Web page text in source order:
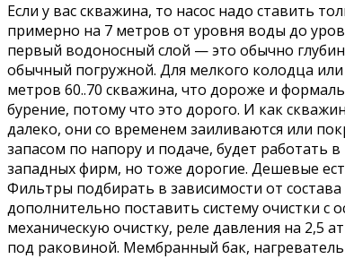
Если у вас скважина, то насос надо ставить
примерно на 7 метров от уровня воды до
первый водоносный слой — это обычно
обычный погружной. Для мелкого колодца
метров 60..70 скважина, что дороже и
бурение, потому что это дорого. И как
далеко, они со временем заиливаются или
запасом по напору и подаче, будет работать
западных фирм, но тоже дорогие. Дешевые
Фильтры подбирать в зависимости от
дополнительно поставить систему очистки с
механическую очистку, реле давления на 2,5
под раковиной. Мембранный бак,